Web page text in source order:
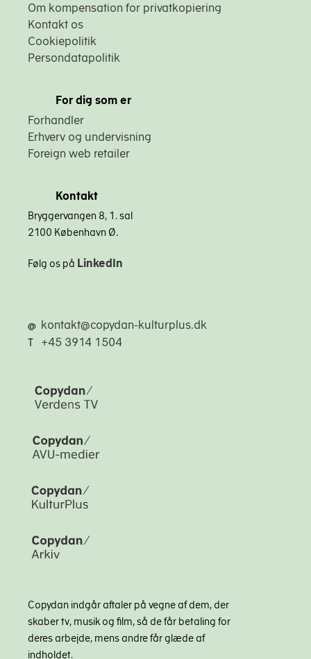
Om kompensation for privatkopiering
Kontakt os
Cookiepolitik
Persondatapolitik
For dig som er
Forhandler
Erhverv og undervisning
Foreign web retailer
Kontakt
Bryggervangen 8, 1. sal
2100 København Ø.
Følg os på LinkedIn
@ kontakt@copydan-kulturplus.dk
T +45 3914 1504
Copydan indgår aftaler på vegne af dem, der
skaber tv, musik og film, så de får betaling for
deres arbejde, mens andre får glæde af
indholdet.